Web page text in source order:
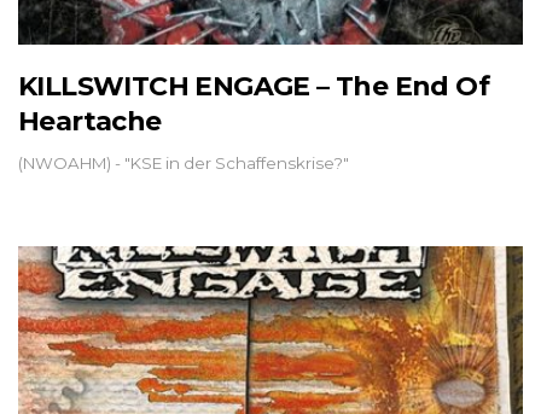
KILLSWITCH ENGAGE – The End Of
Heartache
(NWOAHM) - "KSE in der Schaffenskrise?"